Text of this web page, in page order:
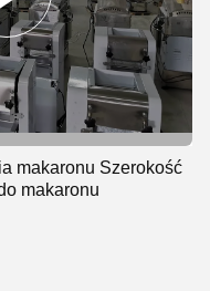
makaronu Szerokość
makaronu